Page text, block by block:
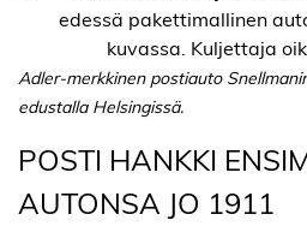
Adler-merkkinen postiauto
edustalla Helsingissä.
POSTI HANKKI
AUTONSA JO 1911